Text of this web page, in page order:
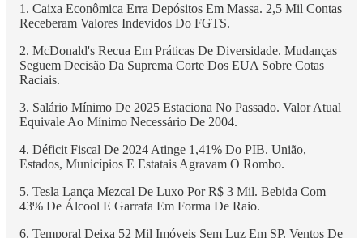
1. Caixa Econômica Erra Depósitos Em Massa. 2,5 Mil Contas
Receberam Valores Indevidos Do FGTS.
2. McDonald's Recua Em Práticas De Diversidade. Mudanças
Seguem Decisão Da Suprema Corte Dos EUA Sobre Cotas
Raciais.
3. Salário Mínimo De 2025 Estaciona No Passado. Valor Atual
Equivale Ao Mínimo Necessário De 2004.
4. Déficit Fiscal De 2024 Atinge 1,41% Do PIB. União,
Estados, Municípios E Estatais Agravam O Rombo.
5. Tesla Lança Mezcal De Luxo Por R$ 3 Mil. Bebida Com
43% De Álcool E Garrafa Em Forma De Raio.
6. Temporal Deixa 52 Mil Imóveis Sem Luz Em SP. Ventos De